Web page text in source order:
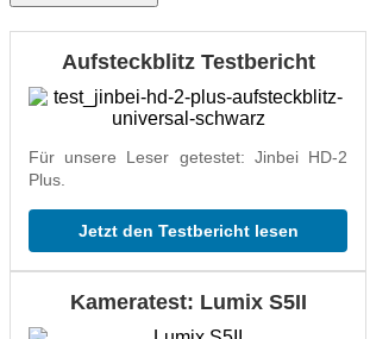
Aufsteckblitz Testbericht
Für unsere Leser getestet: Jinbei HD-2
Plus.
Jetzt den Testbericht lesen
Kameratest: Lumix S5II